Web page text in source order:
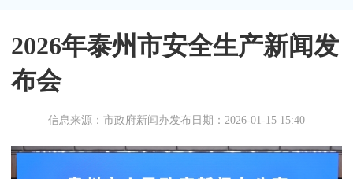
2026年泰州市安全生产新闻发
布会
信息来源：市政府新闻办发布日期：2026-01-15 15:40